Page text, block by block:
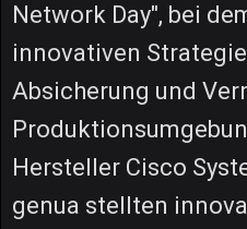
Network Day", bei
innovativen
Absicherung und
Hersteller Cisco
genua stellten